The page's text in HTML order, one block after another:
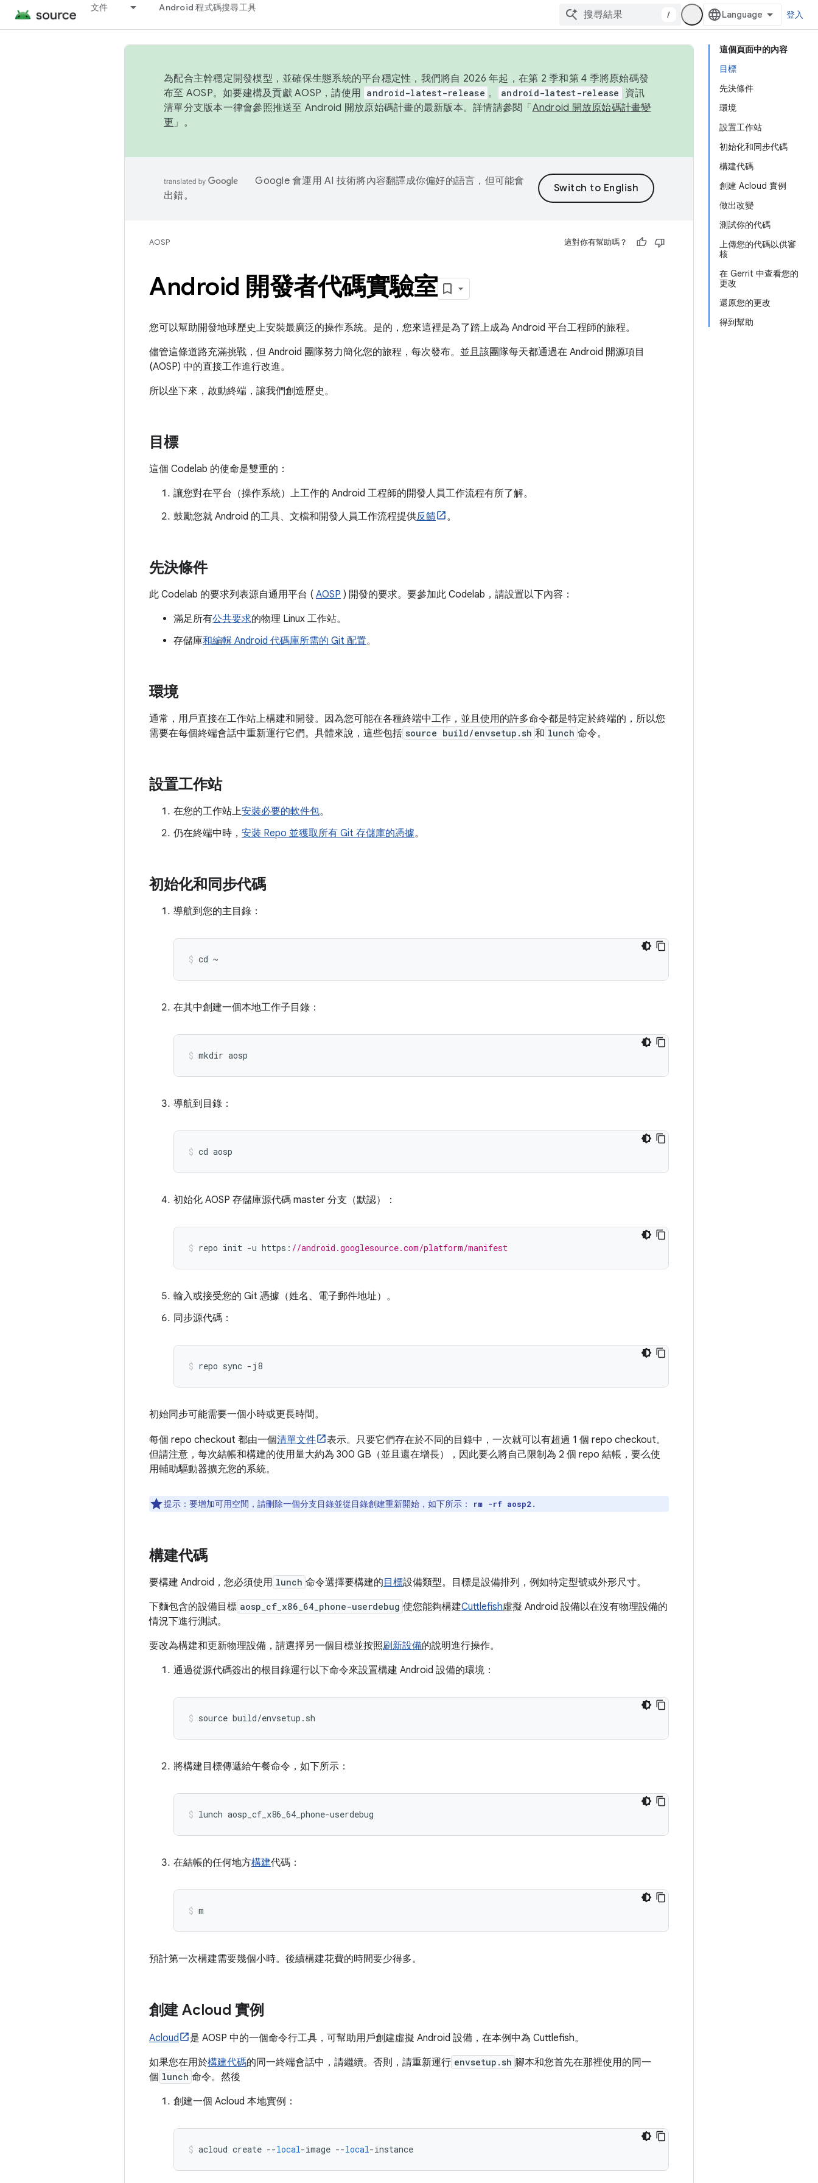
文件 Android 程式碼搜尋工具
/ 登入
這個頁面中的內容
目標
先決條件
環境
設置工作站
初始化和同步代碼
構建代碼
創建 Acloud 實例
做出改變
測試你的代碼
上傳您的代碼以供審
核
在 Gerrit 中查看您的
更改
還原您的更改
得到幫助
為配合主幹穩定開發模型，並確保生態系統的平台穩定性，我們將自 2026 年起，在第 2 季和第 4 季將原始碼發
布至 AOSP。如要建構及貢獻 AOSP，請使用 android-latest-release 。 android-latest-release
資訊
清單分支版本一律會參照推送至 Android 開放原始碼計畫的最新版本。詳情請參閱「 Android 開放原始碼計畫變
更 」。
Google 會運用 AI 技術將內容翻譯成你偏好的語言，但可能會
出錯。
AOSP 這對你有幫助嗎？
Android 開發者代碼實驗室
您可以幫助開發地球歷史上安裝最廣泛的操作系統。是的，您來這裡是為了踏上成為 Android 平台工程師的旅程。
儘管這條道路充滿挑戰，但 Android 團隊努力簡化您的旅程，每次發布。並且該團隊每天都通過在 Android 開源項目
(AOSP) 中的直接工作進行改進。
所以坐下來，啟動終端，讓我們創造歷史。
目標
這個 Codelab 的使命是雙重的：
讓您對在平台（操作系統）上工作的 Android 工程師的開發人員工作流程有所了解。
鼓勵您就 Android 的工具、文檔和開發人員工作流程提供反饋 。
先決條件
此 Codelab 的要求列表源自通用平台 ( AOSP ) 開發的要求。要參加此 Codelab，請設置以下內容：
滿足所有公共要求的物理 Linux 工作站。
存儲庫和編輯 Android 代碼庫所需的 Git 配置。
環境
通常，用戶直接在工作站上構建和開發。因為您可能在各種終端中工作，並且使用的許多命令都是特定於終端的，所以您
需要在每個終端會話中重新運行它們。具體來說，這些包括 source build/envsetup.sh 和 lunch 命令。
設置工作站
在您的工作站上安裝必要的軟件包。
仍在終端中時， 安裝 Repo 並獲取所有 Git 存儲庫的憑據。
初始化和同步代碼
導航到您的主目錄：
cd ~
在其中創建一個本地工作子目錄：
mkdir aosp
導航到目錄：
cd aosp
初始化 AOSP 存儲庫源代碼 master 分支（默認）：
repo init -u https : //android.googlesource.com/platform/manifest
輸入或接受您的 Git 憑據（姓名、電子郵件地址）。
同步源代碼：
repo sync - j8
初始同步可能需要一個小時或更長時間。
每個 repo checkout 都由一個清單文件
表示。只要它們存在於不同的目錄中，一次就可以有超過 1 個 repo checkout。
但請注意，每次結帳和構建的使用量大約為 300 GB（並且還在增長），因此要么將自己限制為 2 個 repo 結帳，要么使
用輔助驅動器擴充您的系統。
提示：要增加可用空間，請刪除一個分支目錄並從目錄創建重新開始，如下所示： rm -rf aosp2.
構建代碼
要構建 Android，您必須使用 lunch 命令選擇要構建的 目標設備類型。目標是設備排列，例如特定型號或外形尺寸。
下麵包含的設備目標 aosp_cf_x86_64_phone-userdebug 使您能夠構建Cuttlefish虛擬 Android 設備以在沒有物理設備的
情況下進行測試。
要改為構建和更新物理設備，請選擇另一個目標並按照刷新設備的說明進行操作。
通過從源代碼簽出的根目錄運行以下命令來設置構建 Android 設備的環境：
source build/envsetup . sh
將構建目標傳遞給午餐命令，如下所示：
lunch aosp_cf_x86_64_phone-userdebug
在結帳的任何地方構建代碼：
m
預計第一次構建需要幾個小時。後續構建花費的時間要少得多。
創建 Acloud 實例
Acloud
是 AOSP 中的一個命令行工具，可幫助用戶創建虛擬 Android 設備，在本例中為 Cuttlefish。
如果您在用於構建代碼的同一終端會話中，請繼續。否則，請重新運行 envsetup.sh 腳本和您首先在那裡使用的同一
個 lunch 命令。然後
創建一個 Acloud 本地實例：
acloud create --local-image --local-instance